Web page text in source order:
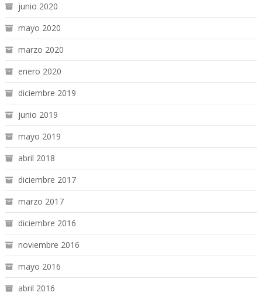
junio 2020
mayo 2020
marzo 2020
enero 2020
diciembre 2019
junio 2019
mayo 2019
abril 2018
diciembre 2017
marzo 2017
diciembre 2016
noviembre 2016
mayo 2016
abril 2016